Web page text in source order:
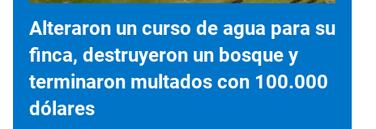
Alteraron un curso de agua para su
finca, destruyeron un bosque y
terminaron multados con 100.000
dólares